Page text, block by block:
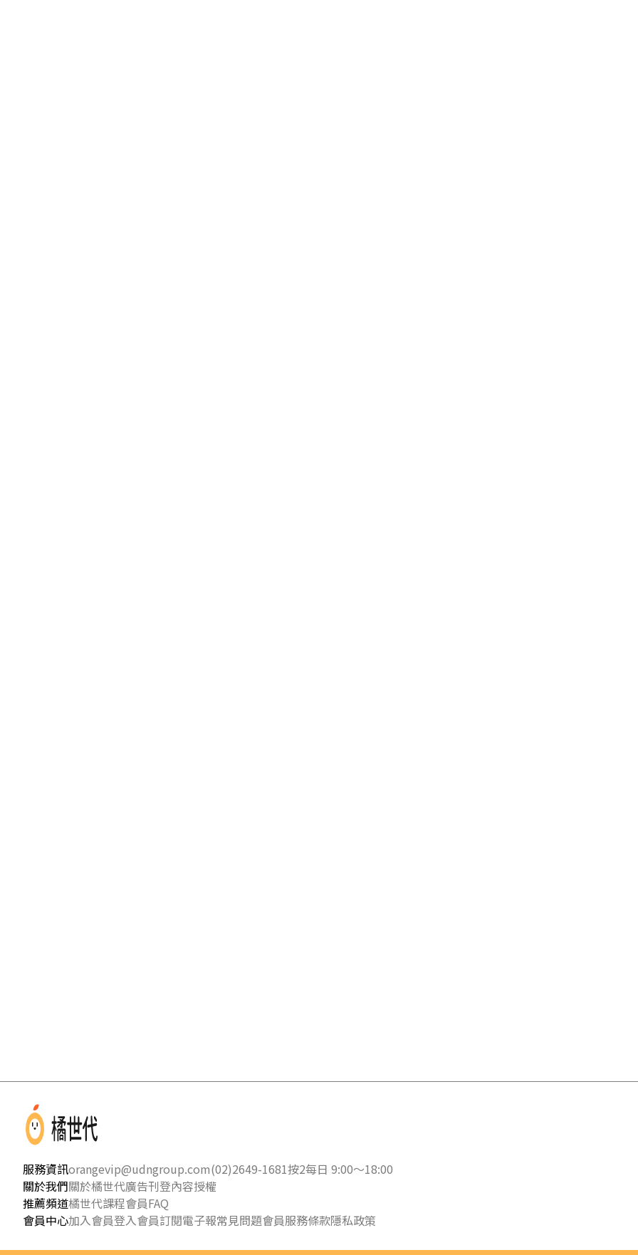
服務資訊orangevip@udngroup.com(02)2649-1681按2每日 9:00～18:00
關於我們關於橘世代廣告刊登內容授權
推薦頻道橘世代課程會員FAQ
會員中心加入會員登入會員訂閱電子報常見問題會員服務條款隱私政策